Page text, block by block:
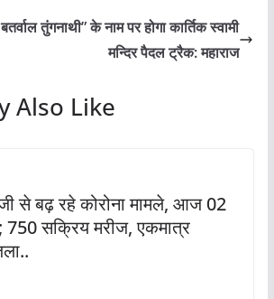
तुंगनाथी” के नाम पर होगा कार्तिक स्वामी
मन्दिर पैदल ट्रैक: महाराज
Also Like
से बढ़ रहे कोरोना मामले, आज 02
750 सक्रिय मरीज, एकमात्र